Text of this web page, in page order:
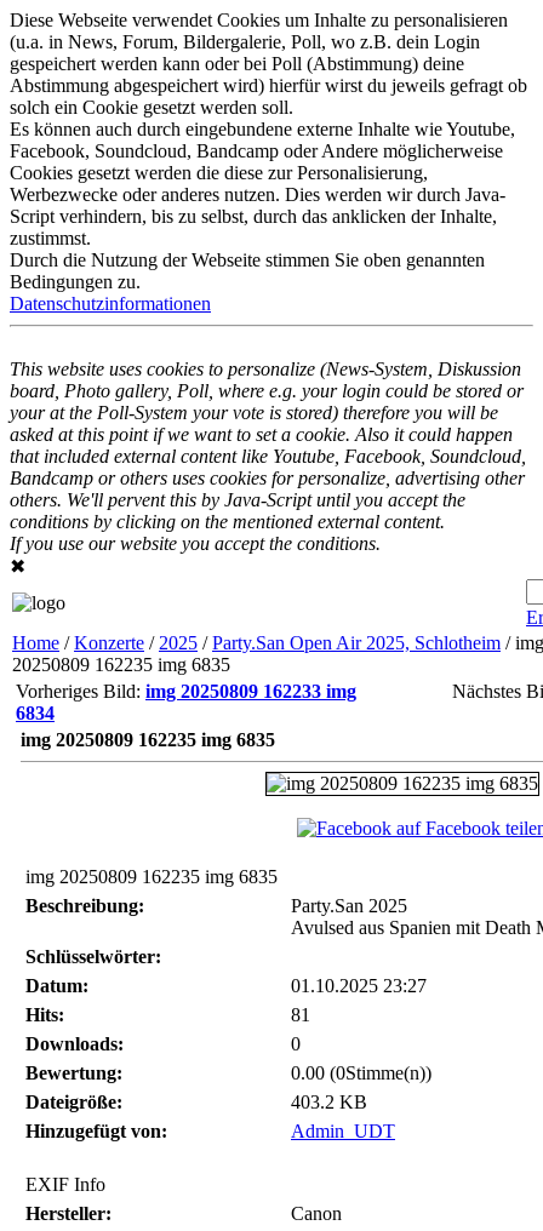
Diese Webseite verwendet Cookies um Inhalte zu personalisieren
(u.a. in News, Forum, Bildergalerie, Poll, wo z.B. dein Login
gespeichert werden kann oder bei Poll (Abstimmung) deine
Abstimmung abgespeichert wird) hierfür wirst du jeweils gefragt ob
solch ein Cookie gesetzt werden soll.
Es können auch durch eingebundene externe Inhalte wie Youtube,
Facebook, Soundcloud, Bandcamp oder Andere möglicherweise
Cookies gesetzt werden die diese zur Personalisierung,
Werbezwecke oder anderes nutzen. Dies werden wir durch Java-
Script verhindern, bis zu selbst, durch das anklicken der Inhalte,
zustimmst.
Durch die Nutzung der Webseite stimmen Sie oben genannten
Bedingungen zu.
Datenschutzinformationen
This website uses cookies to personalize (News-System, Diskussion
board, Photo gallery, Poll, where e.g. your login could be stored or
your at the Poll-System your vote is stored) therefore you will be
asked at this point if we want to set a cookie. Also it could happen
that included external content like Youtube, Facebook, Soundcloud,
Bandcamp or others uses cookies for personalize, advertising other
others. We'll pervent this by Java-Script until you accept the
conditions by clicking on the mentioned external content.
If you use our website you accept the conditions.
✖
Home /Konzerte / 2025 /Party.San Open Air 2025, Schlotheim / img
20250809 162235 img 6835
Vorheriges Bild: img 20250809 162233 img
6834
Nächstes
img 20250809 162235 img 6835
auf Facebook
img 20250809 162235 img 6835
Beschreibung:
Party.San 2025
Avulsed aus Spanien mit Death
Schlüsselwörter:
Datum:
01.10.2025 23:27
Hits:
81
Downloads:
0
Bewertung:
0.00 (0Stimme(n))
Dateigröße:
403.2 KB
Hinzugefügt von:
Admin_UDT
EXIF Info
Hersteller:
Canon